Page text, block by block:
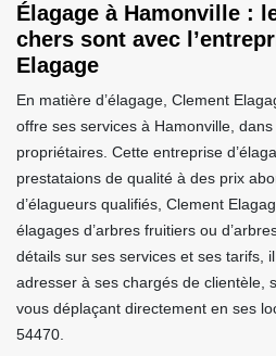
Élagage à Hamonville :
chers sont avec
Elagage
En matière d’élagage, Clement
offre ses services à Hamonville,
propriétaires. Cette entreprise
prestataions de qualité à des prix
d’élagueurs qualifiés, Clement
élagages d’arbres fruitiers ou
détails sur ses services et ses tarifs,
adresser à ses chargés de clientèle,
vous déplaçant directement en ses
54470.